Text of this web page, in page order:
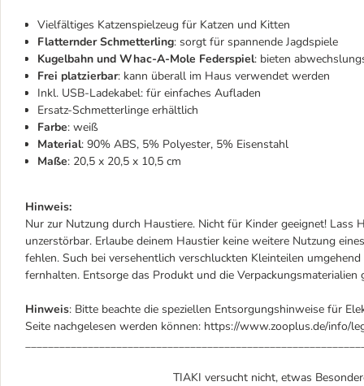
Vielfältiges Katzenspielzeug für Katzen und Kitten
Flatternder Schmetterling: sorgt für spannende Jagdspiele
Kugelbahn und Whac-A-Mole Federspiel: bieten
Frei platzierbar: kann überall im Haus verwendet werden
Inkl. USB-Ladekabel: für einfaches Aufladen
Ersatz-Schmetterlinge erhältlich
Farbe: weiß
Material: 90% ABS, 5% Polyester, 5% Eisenstahl
Maße: 20,5 x 20,5 x 10,5 cm
Hinweis:
Nur zur Nutzung durch Haustiere. Nicht für Kinder geeignet!
unzerstörbar. Erlaube deinem Haustier keine weitere Nutzung
fehlen. Such bei versehentlich verschluckten Kleinteilen
fernhalten. Entsorge das Produkt und die
Hinweis: Bitte beachte die speziellen Entsorgungshinweise für
Seite nachgelesen werden können: https://www.zooplus.de/info/
TIAKI versucht nicht, etwas